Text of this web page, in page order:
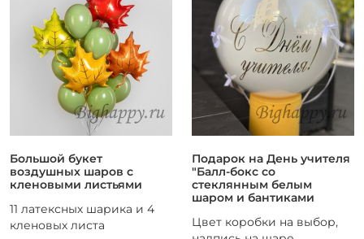
Большой букет
воздушных шаров с
кленовыми листьями
11 латексных шарика и 4
кленовых листа
Подарок на День учителя
"Балл-бокс со
стеклянным белым
шаром и бантиками
Цвет коробки на выбор,